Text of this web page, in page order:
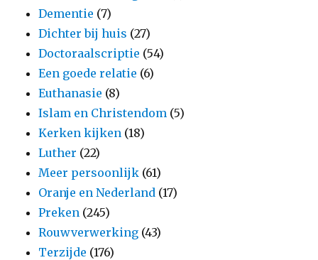
Dementie (7)
Dichter bij huis (27)
Doctoraalscriptie (54)
Een goede relatie (6)
Euthanasie (8)
Islam en Christendom (5)
Kerken kijken (18)
Luther (22)
Meer persoonlijk (61)
Oranje en Nederland (17)
Preken (245)
Rouwverwerking (43)
Terzijde (176)